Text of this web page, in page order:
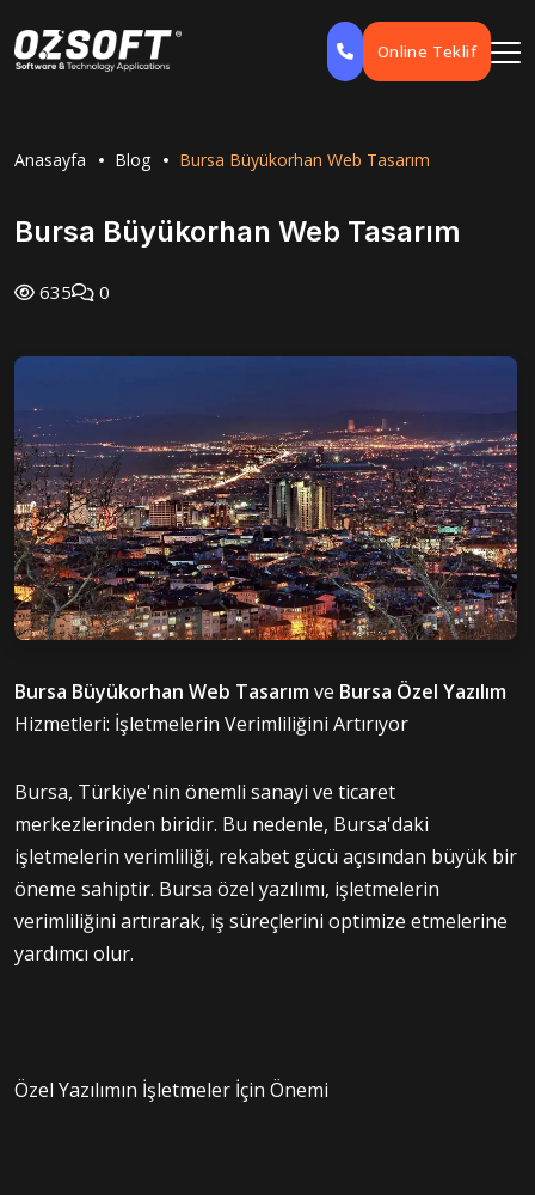
Online Teklif
Anasayfa Blog Bursa Büyükorhan Web Tasarım
Bursa Büyükorhan Web Tasarım
635 0
Bursa Büyükorhan Web Tasarımve Bursa Özel Yazılım
Hizmetleri: İşletmelerin Verimliliğini Artırıyor
Bursa, Türkiye'nin önemli sanayi ve ticaret
merkezlerinden biridir. Bu nedenle, Bursa'daki
işletmelerin verimliliği, rekabet gücü açısından büyük bir
öneme sahiptir. Bursa özel yazılımı, işletmelerin
verimliliğini artırarak, iş süreçlerini optimize etmelerine
yardımcı olur.
Özel Yazılımın İşletmeler İçin Önemi